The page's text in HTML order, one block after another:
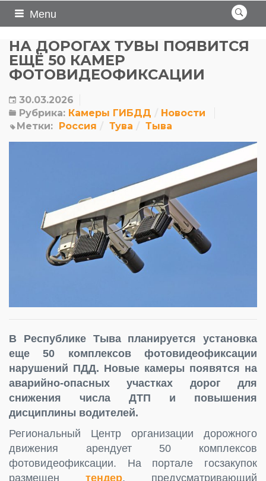
Menu
НА ДОРОГАХ ТУВЫ ПОЯВИТСЯ
ЕЩЁ 50 КАМЕР
ФОТОВИДЕОФИКСАЦИИ
30.03.2026
Рубрика: Камеры ГИБДД
Новости
Метки: Россия Тува Тыва
В Республике Тыва планируется установка
еще 50 комплексов фотовидеофиксации
нарушений ПДД. Новые камеры появятся на
аварийно-опасных участках дорог для
снижения числа ДТП и повышения
дисциплины водителей.
Региональный Центр организации дорожного
движения арендует 50 комплексов
фотовидеофиксации. На портале госзакупок
размещен тендер, предусматривающий